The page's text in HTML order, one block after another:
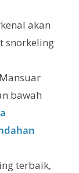
akan
snorkeling
bawah
terbaik,